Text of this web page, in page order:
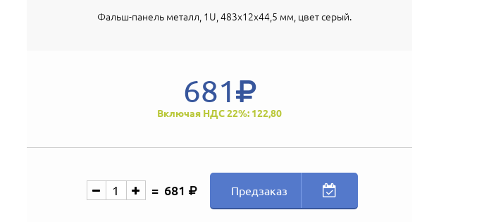
Фальш-панель металл, 1U, 483х12х44,5 мм, цвет серый.
681
Включая НДС 22%: 122,80
681 Предзаказ